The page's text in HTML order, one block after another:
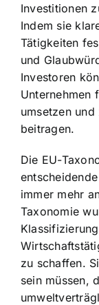
Investitionen
Indem sie
Tätigkeiten
und
Investoren
Unternehmen
umsetzen
beitragen.
Die EU-
immer mehr
Taxonomie
zu schaffen.
sein müssen,